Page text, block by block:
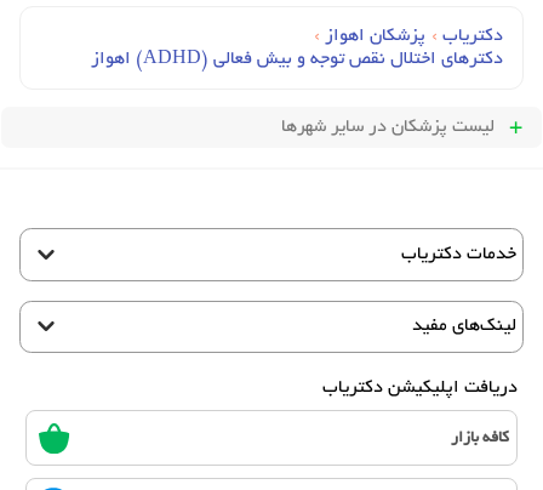
دکتریاب › پزشکان اهواز ›
دکترهای اختلال نقص توجه و بیش فعالی (ADHD) اهواز
لیست پزشکان در سایر شهرها
خدمات دکتریاب
لینک‌های مفید
دریافت اپلیکیشن دکتریاب
کافه بازار